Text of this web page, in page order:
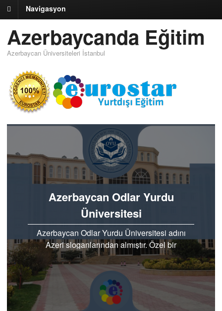
Navigasyon
Azerbaycanda Eğitim
Azerbaycan Üniversiteleri İstanbul
Azerbaycan Odlar Yurdu
Üniversitesi
Azerbaycan Odlar Yurdu Üniversitesi adını
Azeri sloganlarından almıştır. Özel bir
üniversitedir ve Bakü şehrinde bulunmaktadır..